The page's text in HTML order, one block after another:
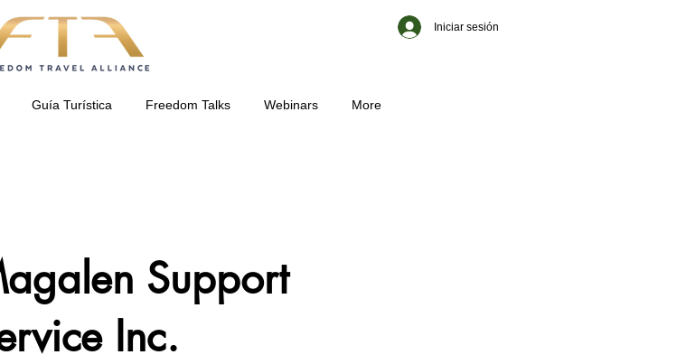
Iniciar sesión
Guía Turística Freedom Talks Webinars More
Support
Inc.